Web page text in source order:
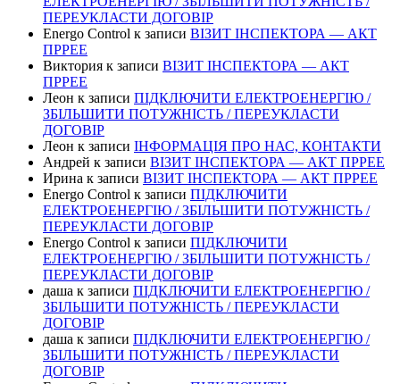
ПЕРЕУКЛАСТИ ДОГОВІР
Energo Control к записи ВІЗИТ ІНСПЕКТОРА — АКТ
ПРРЕЕ
Виктория к записи ВІЗИТ ІНСПЕКТОРА — АКТ
ПРРЕЕ
Леон к записи ПІДКЛЮЧИТИ ЕЛЕКТРОЕНЕРГІЮ /
ЗБІЛЬШИТИ ПОТУЖНІСТЬ / ПЕРЕУКЛАСТИ
ДОГОВІР
Леон к записи ІНФОРМАЦІЯ ПРО НАС, КОНТАКТИ
Андрей к записи ВІЗИТ ІНСПЕКТОРА — АКТ ПРРЕЕ
Ирина к записи ВІЗИТ ІНСПЕКТОРА — АКТ ПРРЕЕ
Energo Control к записи ПІДКЛЮЧИТИ
ЕЛЕКТРОЕНЕРГІЮ / ЗБІЛЬШИТИ ПОТУЖНІСТЬ /
ПЕРЕУКЛАСТИ ДОГОВІР
Energo Control к записи ПІДКЛЮЧИТИ
ЕЛЕКТРОЕНЕРГІЮ / ЗБІЛЬШИТИ ПОТУЖНІСТЬ /
ПЕРЕУКЛАСТИ ДОГОВІР
даша к записи ПІДКЛЮЧИТИ ЕЛЕКТРОЕНЕРГІЮ /
ЗБІЛЬШИТИ ПОТУЖНІСТЬ / ПЕРЕУКЛАСТИ
ДОГОВІР
даша к записи ПІДКЛЮЧИТИ ЕЛЕКТРОЕНЕРГІЮ /
ЗБІЛЬШИТИ ПОТУЖНІСТЬ / ПЕРЕУКЛАСТИ
ДОГОВІР